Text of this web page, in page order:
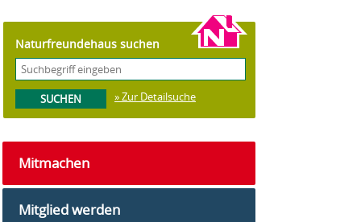
Naturfreundehaus suchen
» Zur Detailsuche
Mitmachen
Mitglied werden